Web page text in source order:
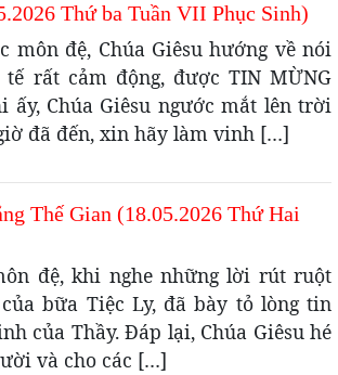
Thứ ba Tuần VII Phục Sinh)
môn đệ, Chúa Giêsu hướng về nói
rất cảm động, được TIN MỪNG
ấy, Chúa Giêsu ngước mắt lên trời
đã đến, xin hãy làm vinh […]
Thế Gian (18.05.2026 Thứ Hai
đệ, khi nghe những lời rút ruột
bữa Tiệc Ly, đã bày tỏ lòng tin
của Thầy. Đáp lại, Chúa Giêsu hé
và cho các […]